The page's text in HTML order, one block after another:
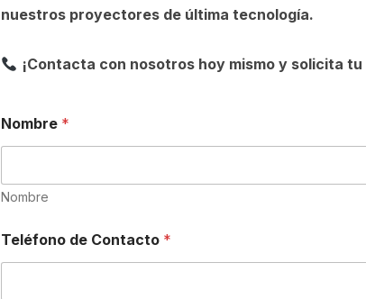
nuestros proyectores de última tecnología.
¡Contacta con nosotros hoy mismo y solicita
Nombre *
Nombre
Teléfono de Contacto *